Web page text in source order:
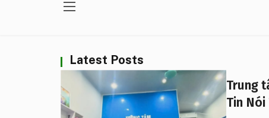
Latest Posts
Trung
Tin Nói